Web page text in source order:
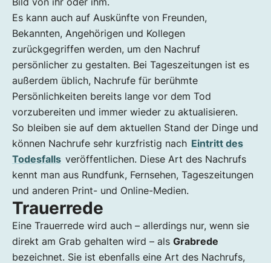
Es kann auch auf Auskünfte von Freunden,
Bekannten, Angehörigen und Kollegen
zurückgegriffen werden, um den Nachruf
persönlicher zu gestalten. Bei Tageszeitungen ist es
außerdem üblich, Nachrufe für berühmte
Persönlichkeiten bereits lange vor dem Tod
vorzubereiten und immer wieder zu aktualisieren.
So bleiben sie auf dem aktuellen Stand der Dinge und
können Nachrufe sehr kurzfristig nach Eintritt des
Todesfalls veröffentlichen. Diese Art des Nachrufs
kennt man aus Rundfunk, Fernsehen, Tageszeitungen
und anderen Print- und Online-Medien.
Trauerrede
Eine Trauerrede wird auch – allerdings nur, wenn sie
direkt am Grab gehalten wird – als Grabrede
bezeichnet. Sie ist ebenfalls eine Art des Nachrufs,